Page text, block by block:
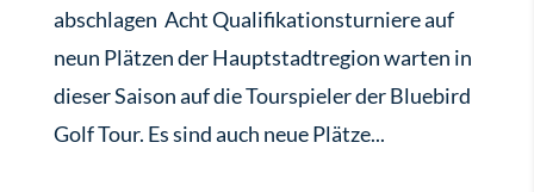
abschlagen Acht Qualifikationsturniere auf
neun Plätzen der Hauptstadtregion warten in
dieser Saison auf die Tourspieler der Bluebird
Golf Tour. Es sind auch neue Plätze...